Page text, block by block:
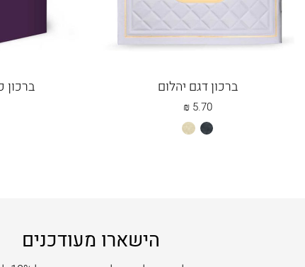
ברכון דגם יהלום
5.70
₪
שחור שמנת
ברכון
הישארו מעודכנים